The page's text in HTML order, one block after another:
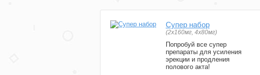
Супер набор
(2х160мг, 4х80мг)
Попробуй все супер
препараты для усиления
эрекции и продления
полового акта!